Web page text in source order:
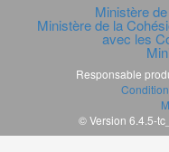
Ministère
Ministère de la
avec les
Responsable
© Version 6.4.5-